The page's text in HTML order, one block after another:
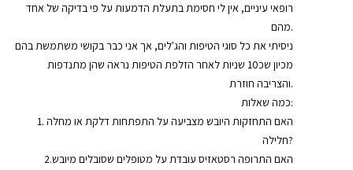
רופאי עיניים, אין לי חסימת בתעלת הדמעות על פי בדיקה של אחד
מהם.
ניסיתי את כל סוגי הטיפות והג'לים, אך אני כבר בקושי משתמשת בהם
מכיון שכ10 שניות לאחר הזלפת הטיפות נראה שהן מתנדפות
והצריבה חוזרת.
כמה שאלות:
1. האם התחזקות היובש מצביעה על התפתחות דלקת או מחלה
חלילה?
2.האם התרופה רסטאזיס עובדת על מטופלים שסובלים מיובש